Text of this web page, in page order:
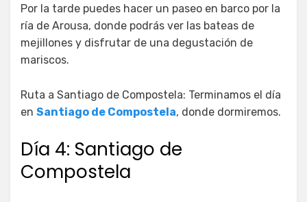
Por la tarde puedes hacer un paseo en barco por la
ría de Arousa, donde podrás ver las bateas de
mejillones y disfrutar de una degustación de
mariscos.
Ruta a Santiago de Compostela: Terminamos el día
en Santiago de Compostela, donde dormiremos.
Día 4: Santiago de
Compostela